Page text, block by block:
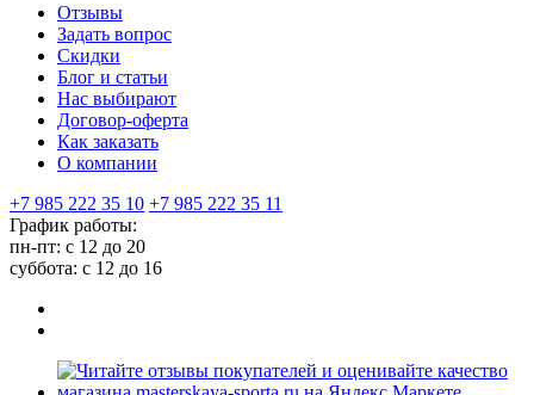
Отзывы
Задать вопрос
Скидки
Блог и статьи
Нас выбирают
Договор-оферта
Как заказать
О компании
+7 985 222 35 10 +7 985 222 35 11
График работы:
пн-пт: с 12 до 20
суббота: c 12 до 16